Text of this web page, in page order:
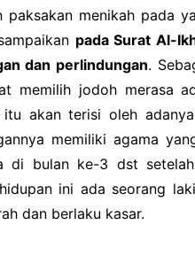
paksakan menikah pada
pada Surat Al-
dan perlindungan.
memilih jodoh merasa
itu akan terisi oleh
memiliki agama
di bulan ke-3 dst
ini ada seorang
dan berlaku kasar.